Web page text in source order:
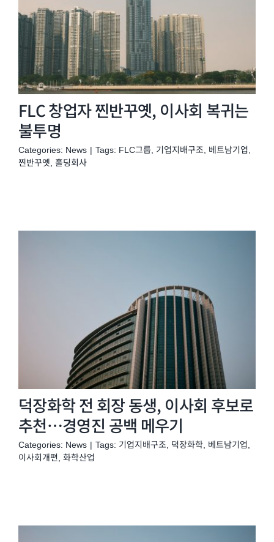
FLC 창업자 찐반꾸옛, 이사회 복귀는
불투명
Categories: News | Tags: FLC그룹, 기업지배구조 베트남기업
찐반꾸옛 홀딩회사
덕장화학 전 회장 동생, 이사회 후보로
추천…경영진 공백 메우기
Categories: News | Tags: 기업지배구조 덕장화학, 베트남기업
이사회개편 화학산업